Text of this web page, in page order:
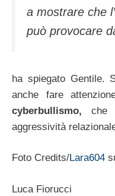
a mostrare che
può provocare
ha spiegato Gentile.
anche fare
cyberbullismo, che
aggressività
Foto Credits/Lara604
Luca Fiorucci